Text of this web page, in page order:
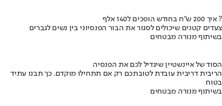
איך 200 ש"ח בחודש הופכים ל140 אלף ?
צעדים קטנים שיכולים לסגור את הבור הפנסיוני בין נשים לגברים
בשיתוף מנורה מבטחים
הסוד של איינשטיין שיגדיל לכם את הפנסיה
הריבית דריבית עובדת לטובתכם רק אם תתחילו מוקדם. כך תבנו עתיד
בטוח
בשיתוף מנורה מבטחים